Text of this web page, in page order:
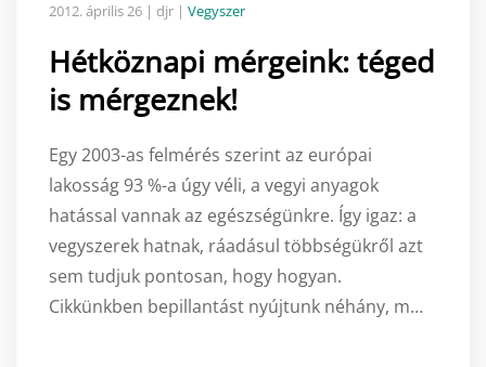
2012. április 26 | djr | Vegyszer
Hétköznapi mérgeink: téged
is mérgeznek!
Egy 2003-as felmérés szerint az európai
lakosság 93 %-a úgy véli, a vegyi anyagok
hatással vannak az egészségünkre. Így igaz: a
vegyszerek hatnak, ráadásul többségükről azt
sem tudjuk pontosan, hogy hogyan.
Cikkünkben bepillantást nyújtunk néhány, m…